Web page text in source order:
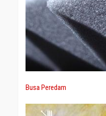
Busa Peredam